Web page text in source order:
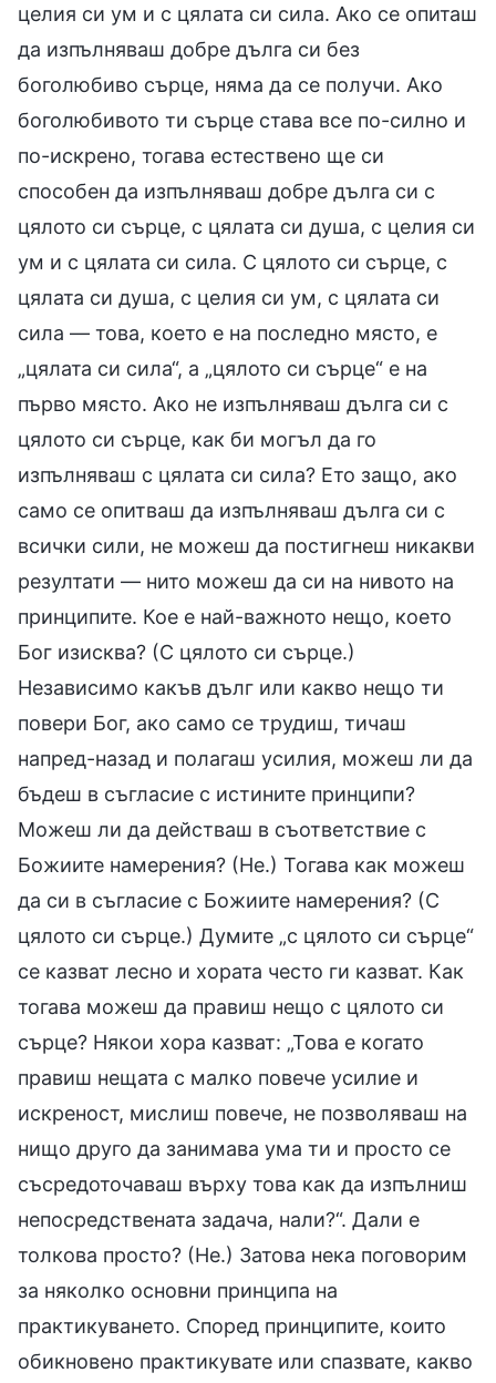
целия си ум и с цялата си сила. Ако се опиташ
да изпълняваш добре дълга си без
боголюбиво сърце, няма да се получи. Ако
боголюбивото ти сърце става все по-силно и
по-искрено, тогава естествено ще си
способен да изпълняваш добре дълга си с
цялото си сърце, с цялата си душа, с целия си
ум и с цялата си сила. С цялото си сърце, с
цялата си душа, с целия си ум, с цялата си
сила — това, което е на последно място, е
„цялата си сила“, а „цялото си сърце“ е на
първо място. Ако не изпълняваш дълга си с
цялото си сърце, как би могъл да го
изпълняваш с цялата си сила? Ето защо, ако
само се опитваш да изпълняваш дълга си с
всички сили, не можеш да постигнеш никакви
резултати — нито можеш да си на нивото на
принципите. Кое е най-важното нещо, което
Бог изисква? (С цялото си сърце.)
Независимо какъв дълг или какво нещо ти
повери Бог, ако само се трудиш, тичаш
напред-назад и полагаш усилия, можеш ли да
бъдеш в съгласие с истините принципи?
Можеш ли да действаш в съответствие с
Божиите намерения? (Не.) Тогава как можеш
да си в съгласие с Божиите намерения? (С
цялото си сърце.) Думите „с цялото си сърце“
се казват лесно и хората често ги казват. Как
тогава можеш да правиш нещо с цялото си
сърце? Някои хора казват: „Това е когато
правиш нещата с малко повече усилие и
искреност, мислиш повече, не позволяваш на
нищо друго да занимава ума ти и просто се
съсредоточаваш върху това как да изпълниш
непосредствената задача, нали?“. Дали е
толкова просто? (Не.) Затова нека поговорим
за няколко основни принципа на
практикуването. Според принципите, които
обикновено практикувате или спазвате, какво